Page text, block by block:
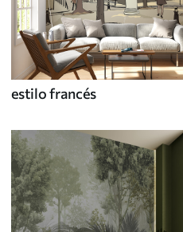
estilo francés